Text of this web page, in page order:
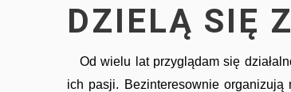
DZIELĄ SIĘ
Od wielu lat przyglądam się
ich pasji. Bezinteresownie